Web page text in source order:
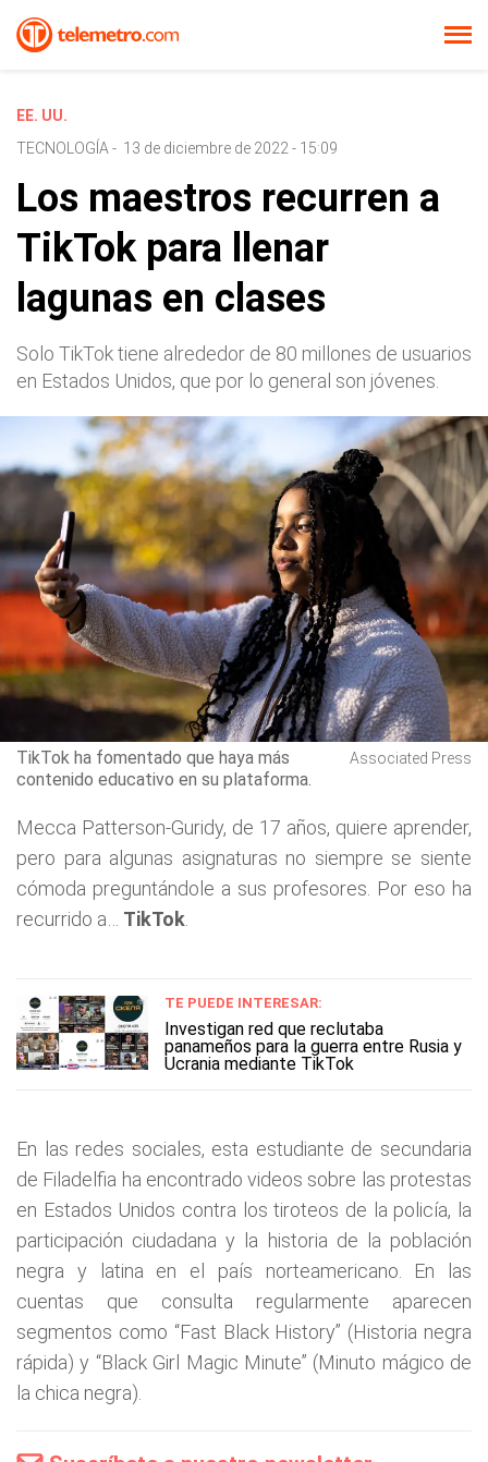
EE. UU.
TECNOLOGÍA - 13 de diciembre de 2022 - 15:09
Los maestros recurren a
TikTok para llenar
lagunas en clases
Solo TikTok tiene alrededor de 80 millones de usuarios
en Estados Unidos, que por lo general son jóvenes.
TikTok ha fomentado que haya más
contenido educativo en su plataforma.
Associated Press
Mecca Patterson-Guridy, de 17 años, quiere aprender,
pero para algunas asignaturas no siempre se siente
cómoda preguntándole a sus profesores. Por eso ha
recurrido a… TikTok
TE PUEDE INTERESAR:
Investigan red que reclutaba
panameños para la guerra entre Rusia y
Ucrania mediante TikTok
En las redes sociales, esta estudiante de secundaria
de Filadelfia ha encontrado videos sobre las protestas
en Estados Unidos contra los tiroteos de la policía, la
participación ciudadana y la historia de la población
negra y latina en el país norteamericano. En las
cuentas que consulta regularmente aparecen
segmentos como “Fast Black History” (Historia negra
rápida) y “Black Girl Magic Minute” (Minuto mágico de
la chica negra).